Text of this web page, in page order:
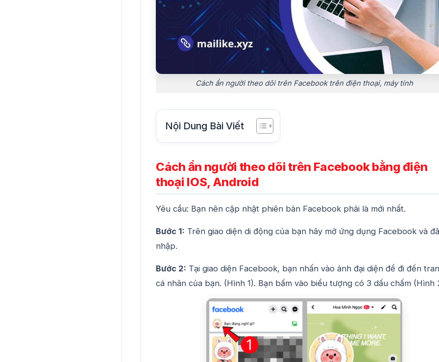
Cách ẩn người theo dõi trên Facebook trên điện thoại, máy tính
Nội Dung Bài Viết
Cách ẩn người theo dõi trên Facebook bằng điện
thoại IOS, Android
Yêu cầu: Bạn nên cập nhật phiên bản Facebook phải là mới nhất.
Bước 1: Trên giao diện di động của bạn hãy mở ứng dụng Facebook và
nhập.
Bước 2: Tại giao diện Facebook, bạn nhấn vào ảnh đại diện để đi đến
cá nhân của bạn. (Hình 1). Bạn bấm vào biểu tượng có 3 dấu chấm (Hình